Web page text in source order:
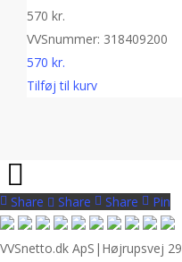
570 kr.
VVSnummer: 318409200
570 kr.
Tilføj til kurv
Share
Share
Share Share Pin
VVSnetto.dk ApS | Højrupsvej 29